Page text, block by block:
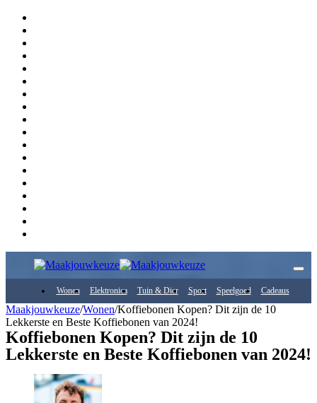
Wonen Elektronica Tuin & Dier Sport Speelgoed Cadeaus
Maakjouwkeuze/Wonen/Koffiebonen Kopen? Dit zijn de 10
Lekkerste en Beste Koffiebonen van 2024!
Koffiebonen Kopen? Dit zijn de 10
Lekkerste en Beste Koffiebonen van 2024!